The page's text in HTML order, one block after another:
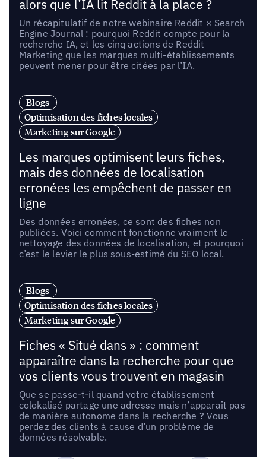
alors que l’IA lit Reddit à la place ?
Un récapitulatif de notre webinaire Reddit × Search
Engine Journal : pourquoi Reddit compte pour la
recherche IA, et les cinq actions de Reddit
Marketing que les marques multi-établissements
peuvent mener pour être citées par l’IA.
Blogs
Optimisation des fiches locales
Marketing sur Google
Les marques optimisent leurs fiches,
mais des données de localisation
erronées les empêchent de passer en
ligne
Des données erronées, ce sont des fiches non
publiées. Voici comment fonctionne vraiment le
nettoyage des données de localisation, et pourquoi
c’est le levier le plus sous-estimé du SEO local.
Blogs
Optimisation des fiches locales
Marketing sur Google
Fiches « Situé dans » : comment
apparaître dans la recherche pour que
vos clients vous trouvent en magasin
Que se passe-t-il quand votre établissement
colokalisé partage une adresse mais n’apparaît pas
de manière autonome dans la recherche ? Vous
perdez des clients à cause d’un problème de
données résolvable.